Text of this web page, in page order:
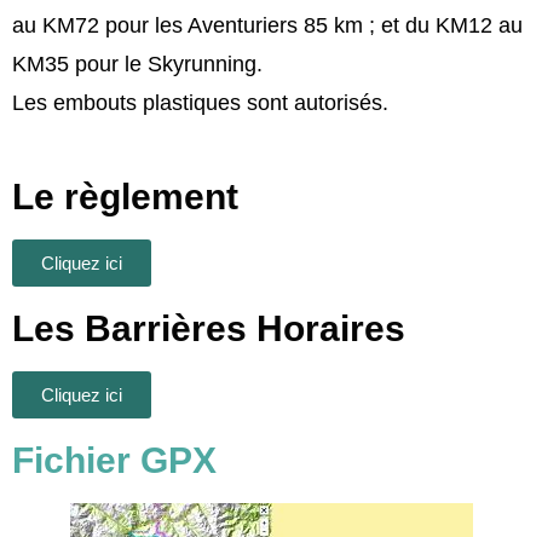
au KM72 pour les Aventuriers 85 km ; et du KM12 au
KM35 pour le Skyrunning.
Les embouts plastiques sont autorisés.
Le règlement
Cliquez ici
Les Barrières Horaires
Cliquez ici
Fichier GPX